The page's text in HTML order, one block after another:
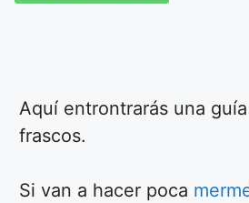
Aquí entrontrarás una
frascos.
Si van a hacer poca